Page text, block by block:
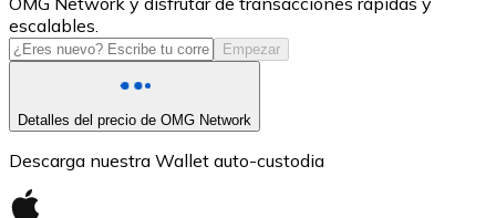
escalables.
Empezar
Detalles del precio de OMG Network
Descarga nuestra Wallet auto-custodia